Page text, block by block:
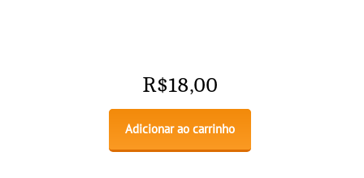
R$18,00
Adicionar ao carrinho